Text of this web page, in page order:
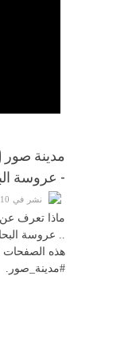
مدينة صور
- عروسة
نشر في 10-1-2026
ماذا تعرف عن
.. عروسة
هذه الصفحات
#مدينة_صور.